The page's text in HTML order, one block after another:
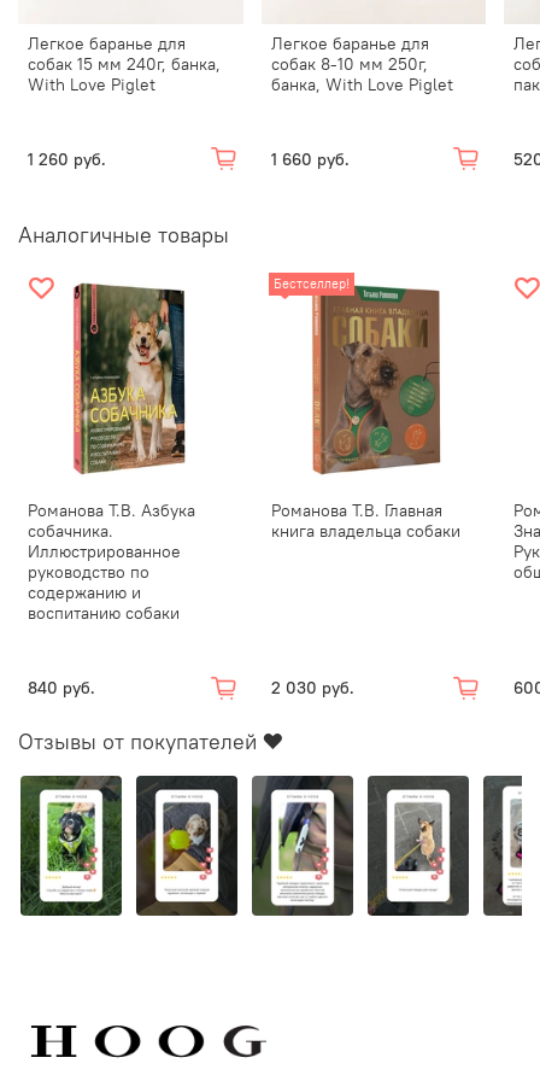
Легкое баранье для
собак 15 мм 240г, банка,
With Love Piglet
1 260 руб.
Легкое баранье для
собак 8-10 мм 250г,
банка, With Love Piglet
1 660 руб.
Аналогичные товары
Романова Т.В. Азбука
собачника.
Иллюстрированное
руководство по
содержанию и
воспитанию собаки
840 руб.
Бестселлер!
Романова Т.В. Главная
книга владельца собаки
2 030 руб.
Отзывы от покупателей ❤️